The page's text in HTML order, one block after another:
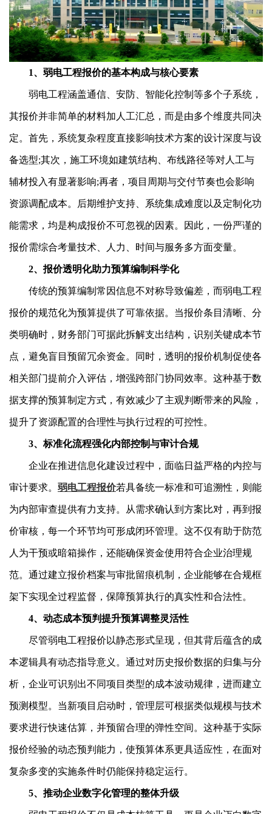
1、弱电工程报价的基本构成与核心要素
弱电工程涵盖通信、安防、智能化控制等多个子系统，
其报价并非简单的材料加人工汇总，而是由多个维度共同决
定。首先，系统复杂程度直接影响技术方案的设计深度与设
备选型;其次，施工环境如建筑结构、布线路径等对人工与
辅材投入有显著影响;再者，项目周期与交付节奏也会影响
资源调配成本。后期维护支持、系统集成难度以及定制化功
能需求，均是构成报价不可忽视的因素。因此，一份严谨的
报价需综合考量技术、人力、时间与服务多方面变量。
2、报价透明化助力预算编制科学化
传统的预算编制常因信息不对称导致偏差，而弱电工程
报价的规范化为预算提供了可靠依据。当报价条目清晰、分
类明确时，财务部门可据此拆解支出结构，识别关键成本节
点，避免盲目预留冗余资金。同时，透明的报价机制促使各
相关部门提前介入评估，增强跨部门协同效率。这种基于数
据支撑的预算制定方式，有效减少了主观判断带来的风险，
提升了资源配置的合理性与执行过程的可控性。
3、标准化流程强化内部控制与审计合规
企业在推进信息化建设过程中，面临日益严格的内控与
审计要求。 弱电工程报价若具备统一标准和可追溯性，则能
为内部审查提供有力支持。从需求确认到方案比对，再到报
价审核，每一个环节均可形成闭环管理。这不仅有助于防范
人为干预或暗箱操作，还能确保资金使用符合企业治理规
范。通过建立报价档案与审批留痕机制，企业能够在合规框
架下实现全过程监督，保障预算执行的真实性和合法性。
4、动态成本预判提升预算调整灵活性
尽管弱电工程报价以静态形式呈现，但其背后蕴含的成
本逻辑具有动态指导意义。通过对历史报价数据的归集与分
析，企业可识别出不同项目类型的成本波动规律，进而建立
预测模型。当新项目启动时，管理层可根据类似规模与技术
要求进行快速估算，并预留合理的弹性空间。这种基于实际
报价经验的动态预判能力，使预算体系更具适应性，在面对
复杂多变的实施条件时仍能保持稳定运行。
5、推动企业数字化管理的整体升级